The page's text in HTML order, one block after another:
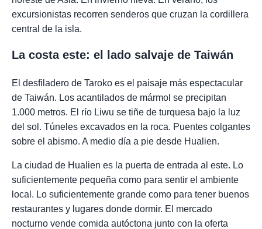
excursionistas recorren senderos que cruzan la cordillera
central de la isla.
La costa este: el lado salvaje de Taiwán
El desfiladero de Taroko es el paisaje más espectacular
de Taiwán. Los acantilados de mármol se precipitan
1.000 metros. El río Liwu se tiñe de turquesa bajo la luz
del sol. Túneles excavados en la roca. Puentes colgantes
sobre el abismo. A medio día a pie desde Hualien.
La ciudad de Hualien es la puerta de entrada al este. Lo
suficientemente pequeña como para sentir el ambiente
local. Lo suficientemente grande como para tener buenos
restaurantes y lugares donde dormir. El mercado
nocturno vende comida autóctona junto con la oferta